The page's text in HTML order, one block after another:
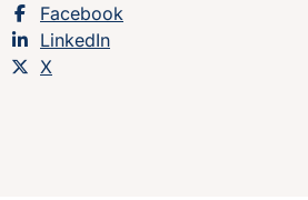
Dela sidan på
Facebook
Dela sidan på
LinkedIn
Dela sidan på
X